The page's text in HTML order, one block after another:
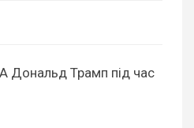
Дональд Трамп під час